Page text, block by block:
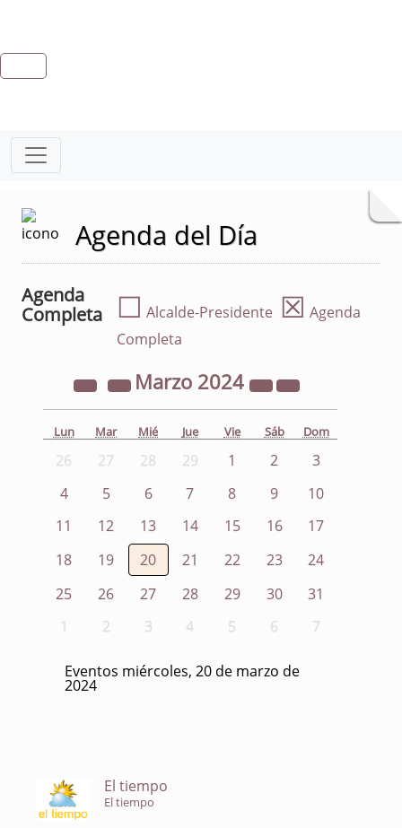
Agenda del Día
Agenda
Completa
☐ Alcalde-Presidente ☒ Agenda
Completa
Marzo 2024
Lun Mar Mié Jue Vie Sáb Dom
26 27 28 29 1 2
3
4
5 6 7 8 9
10
11
12 13 14 15 16
17
18
19 20 21 22 23
24
25
26 27 28 29 30
31
1
2 3 4 5 6 7
Eventos miércoles, 20 de marzo de
2024
El tiempo
El tiempo